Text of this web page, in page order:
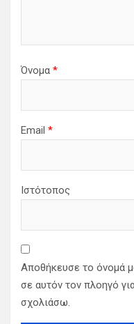
Όνομα *
Email *
Ιστότοπος
Αποθήκευσε το όνομά
σε αυτόν τον πλοηγό
σχολιάσω.